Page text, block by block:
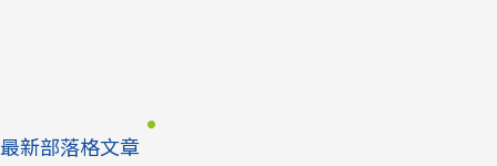
最新部落格文章